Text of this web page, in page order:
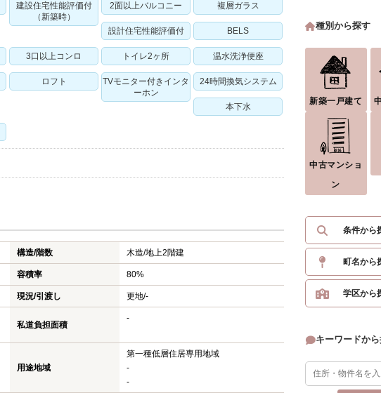
建設住宅性能評価付
（新築時）
2面以上バルコニー 複層ガラス
設計住宅性能評価付 BELS
3口以上コンロ トイレ2ヶ所 温水洗浄便座
ロフト
TVモニター付きインタ
ーホン
24時間換気システム
本下水
構造/階数 木造/地上2階建
容積率 80%
現況/引渡し 更地/-
私道負担面積
-
用途地域
第一種低層住居専用地域
-
-
種別から探す
新築一戸建て
中古マンショ
ン
条件から
町名から
学区から
キーワードか